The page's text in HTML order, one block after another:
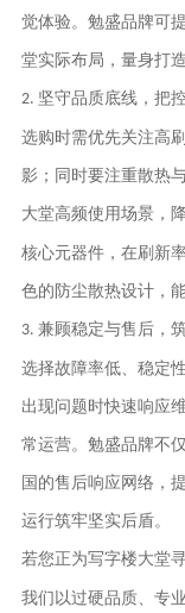
觉体验。 勉盛品牌可
堂实际布局，量身打
2. 坚守品质底线，把
选购时需优先关注高
影；同时要注重散热
大堂高频使用场景，
核心元器件，在刷新
色的防尘散热设计，
3. 兼顾稳定与售后，
选择故障率低、稳定
出现问题时快速响应
常运营。 勉盛品牌不
国的售后响应网络，
运行筑牢坚实后盾。
若您正为写字楼大堂
我们以过硬品质、专